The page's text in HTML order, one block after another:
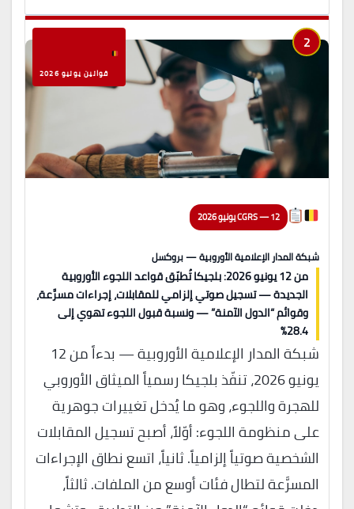
2
قوانين يونيو 2026
CGRS — 12 يونيو 2026
شبكة المدار الإعلامية الأوروبية — بروكسل
من 12 يونيو 2026: بلجيكا تُطبّق قواعد اللجوء الأوروبية
الجديدة — تسجيل صوتي إلزامي للمقابلات، إجراءات مسرَّعة،
وقوائم “الدول الآمنة” — ونسبة قبول اللجوء تهوي إلى
28.4%
شبكة المدار الإعلامية الأوروبية — بدءاً من 12
يونيو 2026، تنفّذ بلجيكا رسمياً الميثاق الأوروبي
للهجرة واللجوء، وهو ما يُدخل تغييرات جوهرية
على منظومة اللجوء: أوّلاً، أصبح تسجيل المقابلات
الشخصية صوتياً إلزامياً. ثانياً، اتسع نطاق الإجراءات
المسرَّعة لتطال فئات أوسع من الملفات. ثالثاً،